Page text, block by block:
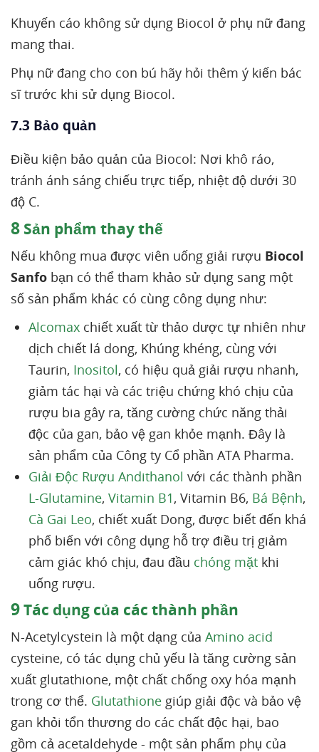
Khuyến cáo không sử dụng Biocol ở phụ nữ đang
mang thai.
Phụ nữ đang cho con bú hãy hỏi thêm ý kiến bác
sĩ trước khi sử dụng Biocol.
7.3 Bảo quản
Điều kiện bảo quản của Biocol: Nơi khô ráo,
tránh ánh sáng chiếu trực tiếp, nhiệt độ dưới 30
độ C.
8 Sản phẩm thay thế
Nếu không mua được viên uống giải rượu Biocol
Sanfo bạn có thể tham khảo sử dụng sang một
số sản phẩm khác có cùng công dụng như:
Alcomax chiết xuất từ thảo dược tự nhiên như
dịch chiết lá dong, Khúng khéng, cùng với
Taurin, Inositol, có hiệu quả giải rượu nhanh,
giảm tác hại và các triệu chứng khó chịu của
rượu bia gây ra, tăng cường chức năng thải
độc của gan, bảo vệ gan khỏe mạnh. Đây là
sản phẩm của Công ty Cổ phần ATA Pharma.
Giải Độc Rượu Andithanol với các thành phần
L-Glutamine, Vitamin B1, Vitamin B6, Bá Bệnh,
Cà Gai Leo, chiết xuất Dong, được biết đến khá
phổ biến với công dụng hỗ trợ điều trị giảm
cảm giác khó chịu, đau đầu chóng mặt khi
uống rượu.
9Tác dụng của các thành phần
N-Acetylcystein là một dạng của Amino acid
cysteine, có tác dụng chủ yếu là tăng cường sản
xuất glutathione, một chất chống oxy hóa mạnh
trong cơ thể. Glutathione giúp giải độc và bảo vệ
gan khỏi tổn thương do các chất độc hại, bao
gồm cả acetaldehyde - một sản phẩm phụ của